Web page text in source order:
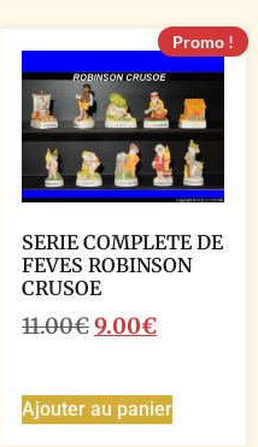
Promo !
SERIE COMPLETE DE
FEVES ROBINSON
CRUSOE
11.00€9.00€
Ajouter au panier